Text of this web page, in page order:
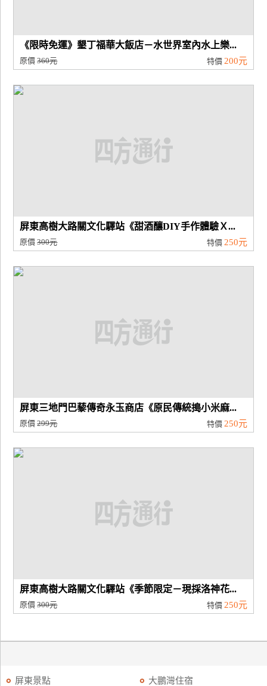
《限時免運》墾丁福華大飯店－水世界室內水上樂...
原價360元 特價 200元
屏東高樹大路關文化驛站《甜酒釀DIY手作體驗Ｘ...
原價300元 特價 250元
屏東三地門巴藜傳奇永玉商店《原民傳統搗小米麻...
原價299元 特價 250元
屏東高樹大路關文化驛站《季節限定－現採洛神花...
原價300元 特價 250元
屏東景點 大鵬灣住宿